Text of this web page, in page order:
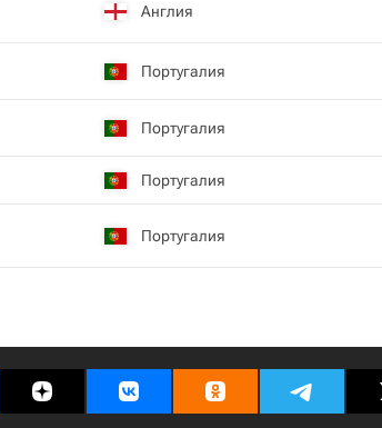
Англия
Португалия
Португалия
Португалия
Португалия